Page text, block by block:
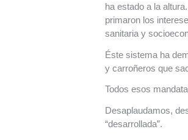
ha estado a la
primaron los
sanitaria y
Éste sistema ha
y carroñeros que
Todos esos
Desaplaudamos,
“desarrollada”.